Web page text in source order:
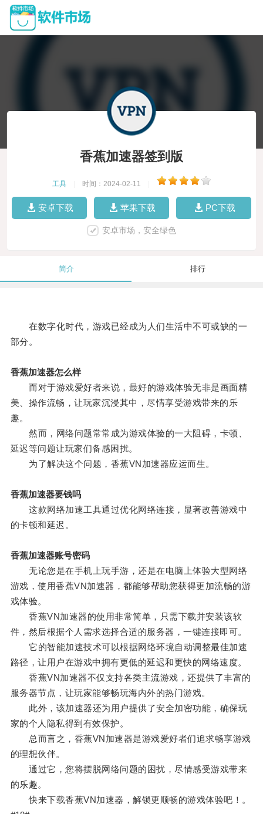
香蕉加速器签到版
工具 时间：2024-02-11
安卓下载 苹果下载 PC下载
安卓市场，安全绿色
简介 排行
在数字化时代，游戏已经成为人们生活中不可或缺的一
部分。
香蕉加速器怎么样
而对于游戏爱好者来说，最好的游戏体验无非是画面精
美、操作流畅，让玩家沉浸其中，尽情享受游戏带来的乐
趣。
然而，网络问题常常成为游戏体验的一大阻碍，卡顿、
延迟等问题让玩家们备感困扰。
为了解决这个问题，香蕉VN加速器应运而生。
香蕉加速器要钱吗
这款网络加速工具通过优化网络连接，显著改善游戏中
的卡顿和延迟。
香蕉加速器账号密码
无论您是在手机上玩手游，还是在电脑上体验大型网络
游戏，使用香蕉VN加速器，都能够帮助您获得更加流畅的游
戏体验。
香蕉VN加速器的使用非常简单，只需下载并安装该软
件，然后根据个人需求选择合适的服务器，一键连接即可。
它的智能加速技术可以根据网络环境自动调整最佳加速
路径，让用户在游戏中拥有更低的延迟和更快的网络速度。
香蕉VN加速器不仅支持各类主流游戏，还提供了丰富的
服务器节点，让玩家能够畅玩海内外的热门游戏。
此外，该加速器还为用户提供了安全加密功能，确保玩
家的个人隐私得到有效保护。
总而言之，香蕉VN加速器是游戏爱好者们追求畅享游戏
的理想伙伴。
通过它，您将摆脱网络问题的困扰，尽情感受游戏带来
的乐趣。
快来下载香蕉VN加速器，解锁更顺畅的游戏体验吧！。